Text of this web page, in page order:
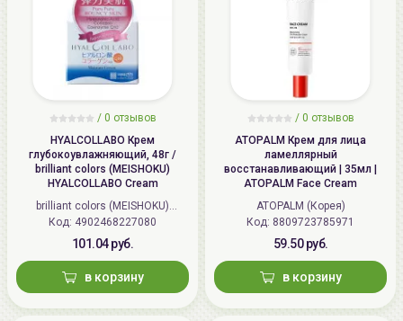
/ 0 отзывов
HYALCOLLABO Крем
глубокоувлажняющий, 48г /
brilliant colors (MEISHOKU)
HYALCOLLABO Cream
brilliant colors (MEISHOKU)
(Япония)
Код: 4902468227080
101.04 руб.
в корзину
/ 0 отзывов
ATOPALM Крем для лица
ламеллярный
восстанавливающий | 35мл |
ATOPALM Face Cream
ATOPALM (Корея)
Код: 8809723785971
59.50 руб.
в корзину